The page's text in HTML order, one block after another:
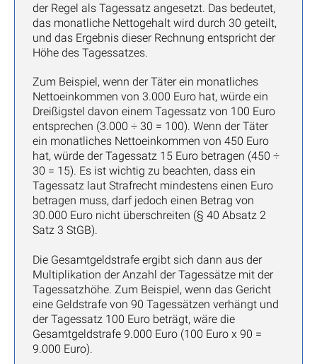
der Regel als Tagessatz angesetzt. Das bedeutet,
das monatliche Nettogehalt wird durch 30 geteilt,
und das Ergebnis dieser Rechnung entspricht der
Höhe des Tagessatzes.
Zum Beispiel, wenn der Täter ein monatliches
Nettoeinkommen von 3.000 Euro hat, würde ein
Dreißigstel davon einem Tagessatz von 100 Euro
entsprechen (3.000 ÷ 30 = 100). Wenn der Täter
ein monatliches Nettoeinkommen von 450 Euro
hat, würde der Tagessatz 15 Euro betragen (450 ÷
30 = 15). Es ist wichtig zu beachten, dass ein
Tagessatz laut Strafrecht mindestens einen Euro
betragen muss, darf jedoch einen Betrag von
30.000 Euro nicht überschreiten (§ 40 Absatz 2
Satz 3 StGB).
Die Gesamtgeldstrafe ergibt sich dann aus der
Multiplikation der Anzahl der Tagessätze mit der
Tagessatzhöhe. Zum Beispiel, wenn das Gericht
eine Geldstrafe von 90 Tagessätzen verhängt und
der Tagessatz 100 Euro beträgt, wäre die
Gesamtgeldstrafe 9.000 Euro (100 Euro x 90 =
9.000 Euro).